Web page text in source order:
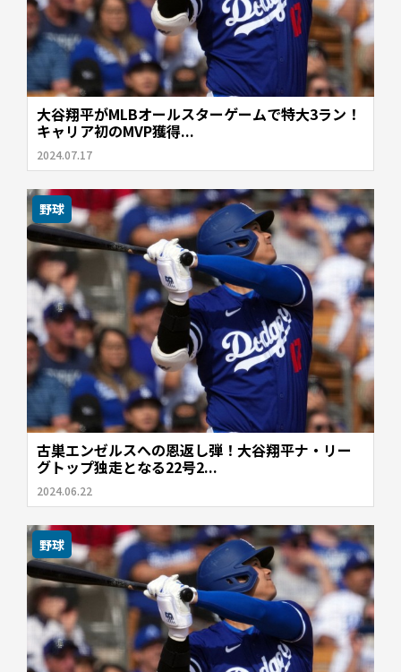
大谷翔平がMLBオールスターゲームで特大3ラン！
キャリア初のMVP獲得...
2024.07.17
野球
古巣エンゼルスへの恩返し弾！大谷翔平ナ・リー
グトップ独走となる22号2...
2024.06.22
野球